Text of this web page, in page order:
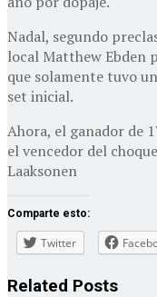
Nadal, segundo
local Matthew Ebden
que solamente tuvo
set inicial.
Ahora, el ganador de
el vencedor del
Laaksonen
Comparte esto:
Twitter
Related Posts